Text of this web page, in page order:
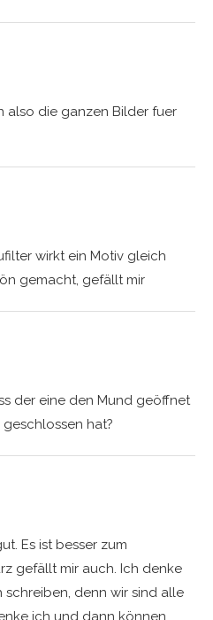
also die ganzen Bilder fuer
wirkt ein Motiv gleich
gemacht, gefällt mir
der eine den Mund geöffnet
hat?
Es ist besser zum
gefällt mir auch. Ich denke
denn wir sind alle
ich und dann können